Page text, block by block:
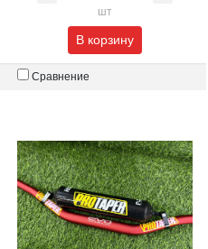
шт
В корзину
Сравнение